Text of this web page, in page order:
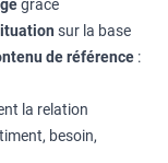
grâce
sur la base
de référence :
la relation
besoin,